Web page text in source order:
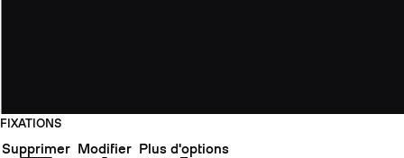
FIXATIONS
Supprimer Modifier Plus d'options